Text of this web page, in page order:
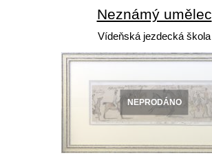
Neznámý umělec
Vídeňská jezdecká škola
NEPRODÁNO